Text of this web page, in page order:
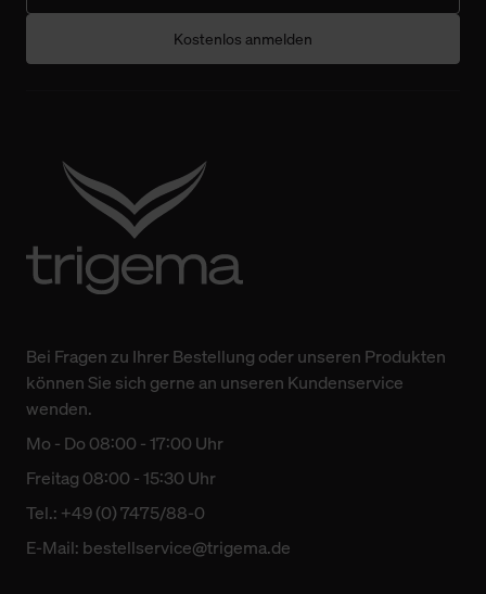
Kostenlos anmelden
Bei Fragen zu Ihrer Bestellung oder unseren Produkten
können Sie sich gerne an unseren Kundenservice
wenden.
Mo - Do 08:00 - 17:00 Uhr
Freitag 08:00 - 15:30 Uhr
Tel.: +49 (0) 7475/88-0
E-Mail: bestellservice@trigema.de